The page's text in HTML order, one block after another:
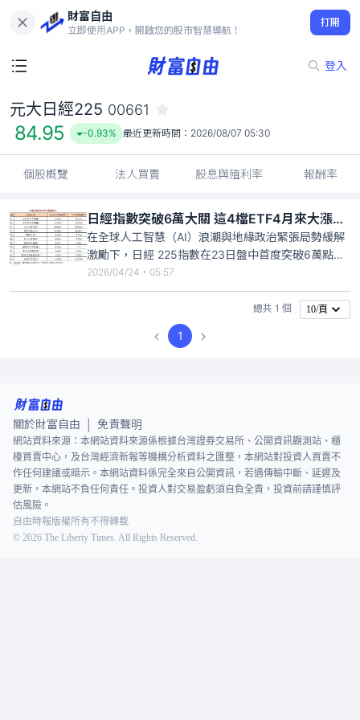
財富自由
立即使用APP，開啟您的股市智慧導航！
打開
登入
84.95
-0.93%
元大日經225 00661
84.95 -0.93% 最近更新時間： 2026/08/07 05:30
個股概覽 法人買賣 股息與殖利率 報酬率
日經指數突破6萬大關 這4檔ETF4月來大漲2位數
在全球人工智慧（AI）浪潮與地緣政治緊張局勢緩解
激勵下，日經 225指數在23日盤中首度突破6萬點大
關，寫下歷史性里程碑，帶動國內日股ETF強勁漲
勢。包括台新日本半導體（00951）、中信日本半導
體（00954）、元大日經225（00661）、國泰日經
225（00657）等四檔ETF，今年四月以來皆
2026/04/24・05:57
總共 1 個 10/頁
1
關於財富自由 免責聲明
網站資料來源：本網站資料來源係根據台灣證券交易所、公開資訊觀測站、櫃
檯買賣中心，及台灣經濟新報等機構分析資料之匯整，本網站對投資人買賣不
作任何建議或暗示。本網站資料係完全來自公開資訊，若遇傳輸中斷、延遲及
更新，本網站不負任何責任。投資人對交易盈虧須自負全責，投資前請謹慎評
估風險。
自由時報版權所有不得轉載
© 2026 The Liberty Times. All Rights Reserved.